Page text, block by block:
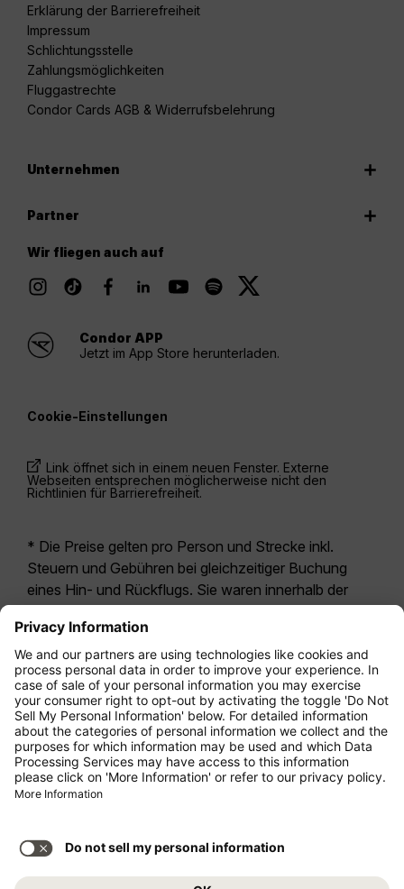
Erklärung der Barrierefreiheit
Impressum
Schlichtungsstelle
Zahlungsmöglichkeiten
Fluggastrechte
Condor Cards AGB & Widerrufsbelehrung
Unternehmen
Partner
Wir fliegen auch auf
Condor APP
Jetzt im App Store herunterladen.
Cookie-Einstellungen
Link öffnet sich in einem neuen Fenster. Externe
Webseiten entsprechen möglicherweise nicht den
Richtlinien für Barrierefreiheit.
* Die Preise gelten pro Person und Strecke inkl.
Steuern und Gebühren bei gleichzeitiger Buchung
eines Hin- und Rückflugs. Sie waren innerhalb der
möglicherweise nicht mehr aktuell. Bei den für die
Economy Class angegebenen Tarifen handelt es
sich i.d.R. um Economy Zero, unsere restriktivste
Tarifoption. Es können hierfür zusätzliche Gebühren
fürAufgabegepäck oder für andere optionale
Leistungen anfallen. Es gelten dieAllgemeinen
Geschäftsbedingungen .